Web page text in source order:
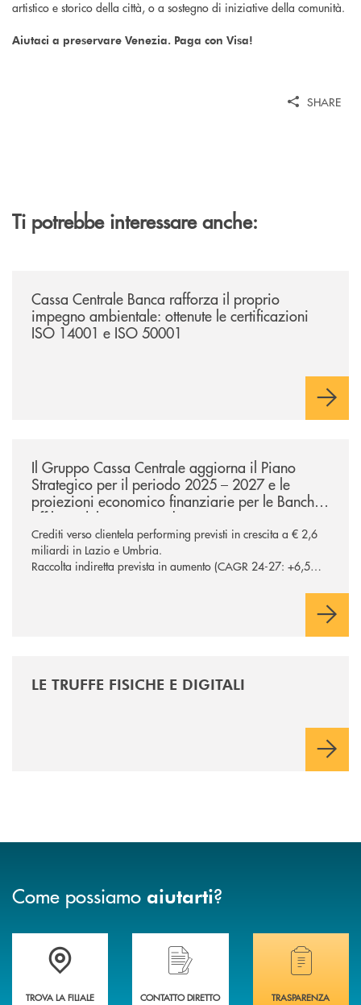
artistico e storico della città, o a sostegno di iniziative della comunità.
Aiutaci a preservare Venezia. Paga con Visa!
SHARE
Ti potrebbe interessare anche:
Cassa Centrale Banca rafforza il proprio
impegno ambientale: ottenute le certificazioni
ISO 14001 e ISO 50001
Il Gruppo Cassa Centrale aggiorna il Piano
Strategico per il periodo 2025 – 2027 e le
proiezioni economico finanziarie per le Banche
affiliate del Lazio e Umbria
Crediti verso clientela performing previsti in crescita a € 2,6
miliardi in Lazio e Umbria.
Raccolta indiretta prevista in aumento (CAGR 24-27: +6,5%
nel processo di diversificazione dei ricavi Potenziati a oltre €
LE TRUFFE FISICHE E DIGITALI
Come possiamo aiutarti?
Accedi all' elenco completo delle filiali della BCC di Spello e del Velino
TROVA LA FILIALE
Hai bisogno di assistenza immediata?
CONTATTO DIRETTO
Hai bisogno di
TRASPARENZA